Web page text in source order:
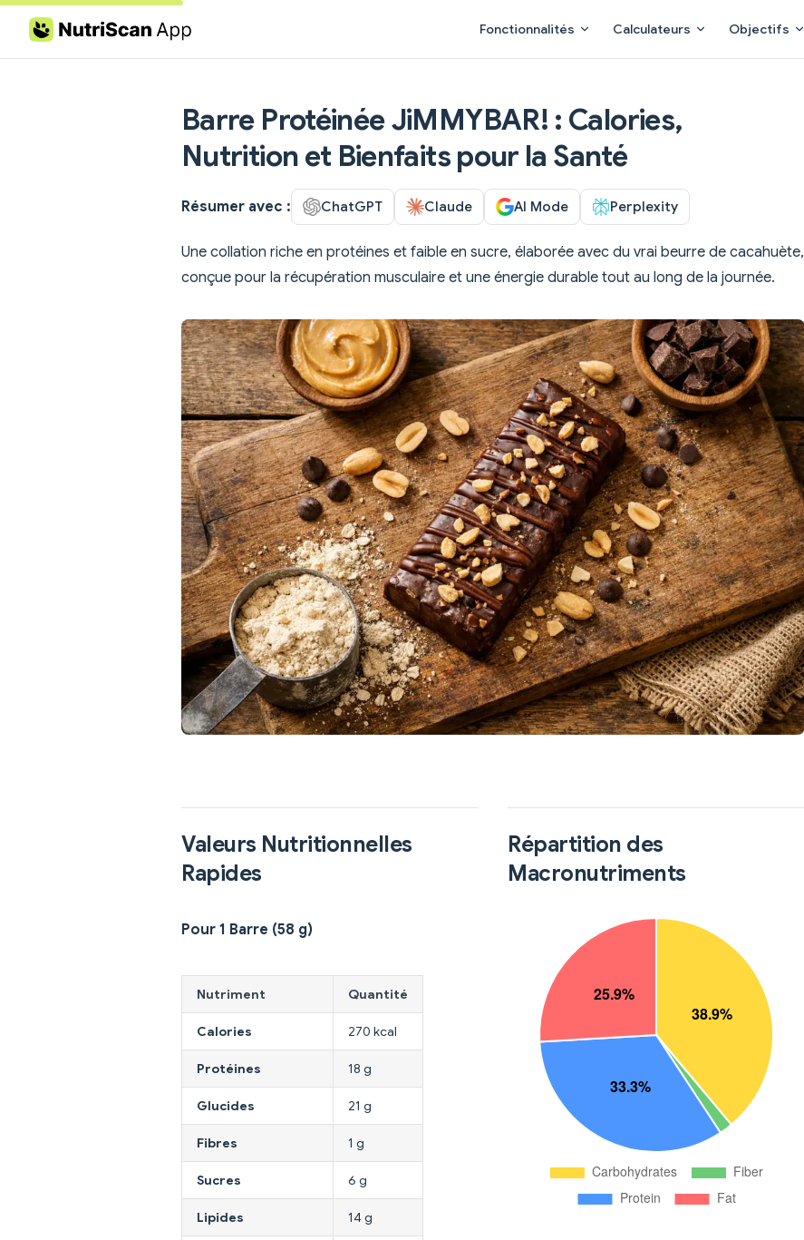
Skip to content Fonctionnalités Calculateurs Objectifs
Barre Protéinée JiMMYBAR! : Calories,
Nutrition et Bienfaits pour la Santé
Résumer avec : ChatGPT Claude AI Mode Perplexity
Une collation riche en protéines et faible en sucre, élaborée avec du vrai beurre de cacahuète,
conçue pour la récupération musculaire et une énergie durable tout au long de la journée.
Valeurs Nutritionnelles
Rapides
Pour 1 Barre (58 g)
Nutriment Quantité
Calories 270 kcal
Protéines 18 g
Glucides 21 g
Fibres 1 g
Sucres 6 g
Lipides 14 g
Répartition des
Macronutriments